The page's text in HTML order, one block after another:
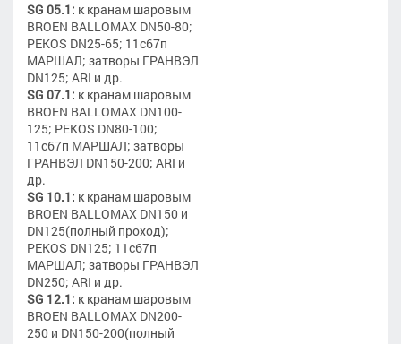
SG 05.1: к кранам шаровым
BROEN BALLOMAX DN50-80;
PEKOS DN25-65; 11с67п
МАРШАЛ; затворы ГРАНВЭЛ
DN125; ARI и др.
SG 07.1: к кранам шаровым
BROEN BALLOMAX DN100-
125; PEKOS DN80-100;
11с67п МАРШАЛ; затворы
ГРАНВЭЛ DN150-200; ARI и
др.
SG 10.1: к кранам шаровым
BROEN BALLOMAX DN150 и
DN125(полный проход);
PEKOS DN125; 11с67п
МАРШАЛ; затворы ГРАНВЭЛ
DN250; ARI и др.
SG 12.1: к кранам шаровым
BROEN BALLOMAX DN200-
250 и DN150-200(полный